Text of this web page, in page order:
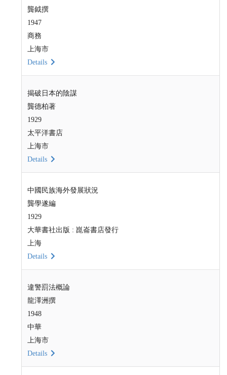
龔鉞撰
1947
商務
上海市
Details
揭破日本的陰謀
龔德柏著
1929
太平洋書店
上海市
Details
中國民族海外發展狀況
龔學遂編
1929
大華書社出版 : 崑崙書店發行
上海
Details
違警罰法概論
龍澤洲撰
1948
中華
上海市
Details